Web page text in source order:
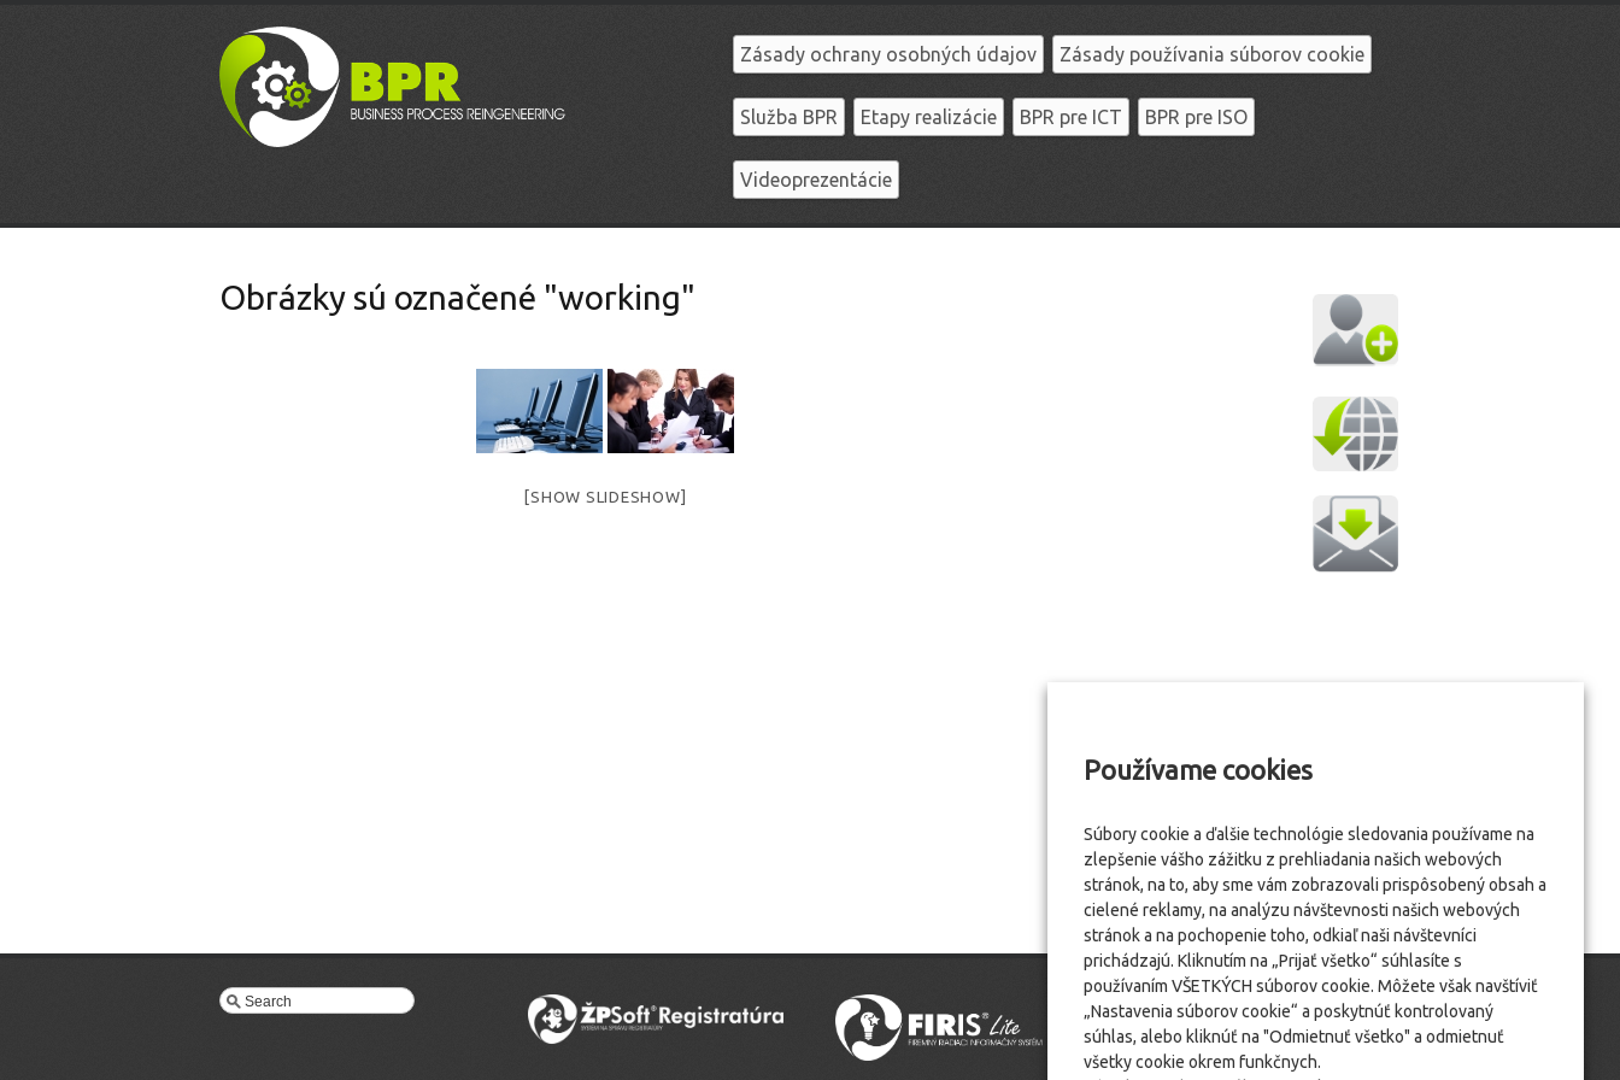
Zásady ochrany osobných údajov Zásady používania súborov cookie
Služba BPR Etapy realizácie BPR pre ICT BPR pre ISO
Videoprezentácie
Obrázky sú označené "working"
[SHOW SLIDESHOW]
Používame cookies
Súbory cookie a ďalšie technológie sledovania používame na
zlepšenie vášho zážitku z prehliadania našich webových
stránok, na to, aby sme vám zobrazovali prispôsobený obsah a
cielené reklamy, na analýzu návštevnosti našich webových
stránok a na pochopenie toho, odkiaľ naši návštevníci
prichádzajú. Kliknutím na „Prijať všetko“ súhlasíte s
používaním VŠETKÝCH súborov cookie. Môžete však navštíviť
„Nastavenia súborov cookie“ a poskytnúť kontrolovaný
súhlas, alebo kliknúť na "Odmietnuť všetko" a odmietnuť
všetky cookie okrem funkčnych.